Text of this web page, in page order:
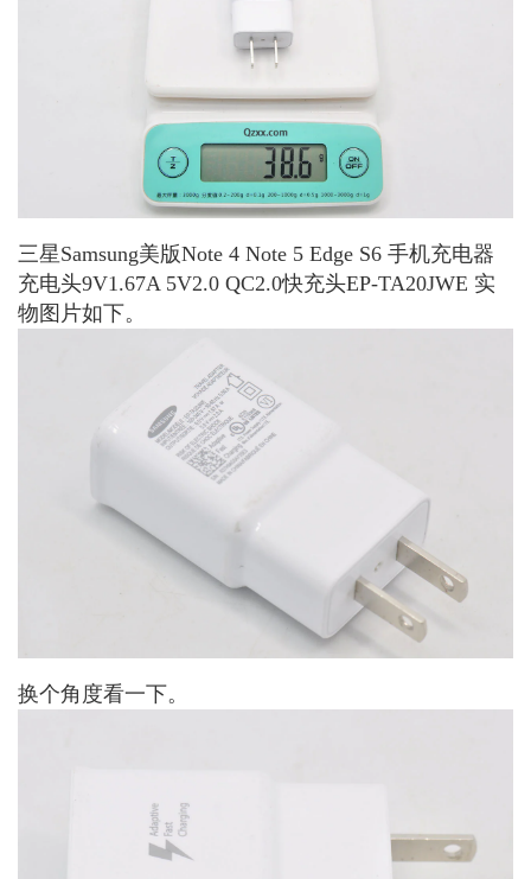
三星Samsung美版Note 4 Note 5 Edge S6 手机充电器
充电头9V1.67A 5V2.0 QC2.0快充头EP-TA20JWE 实
物图片如下。
换个角度看一下。